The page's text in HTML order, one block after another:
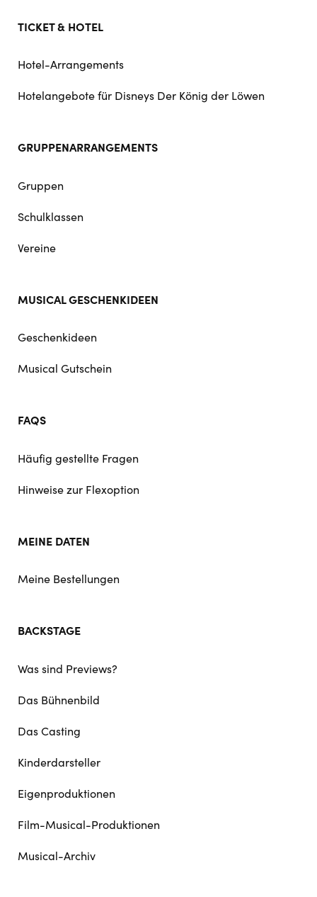
TICKET & HOTEL
Hotel-Arrangements
Hotelangebote für Disneys Der König der Löwen
GRUPPENARRANGEMENTS
Gruppen
Schulklassen
Vereine
MUSICAL GESCHENKIDEEN
Geschenkideen
Musical Gutschein
FAQS
Häufig gestellte Fragen
Hinweise zur Flexoption
MEINE DATEN
Meine Bestellungen
BACKSTAGE
Was sind Previews?
Das Bühnenbild
Das Casting
Kinderdarsteller
Eigenproduktionen
Film-Musical-Produktionen
Musical-Archiv